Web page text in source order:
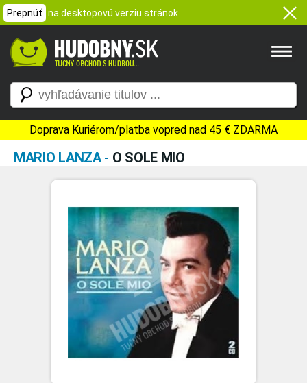
Prepnúť na desktopovú verziu stránok
Doprava Kuriérom/platba vopred nad 45 € ZDARMA
MARIO LANZA- O SOLE MIO